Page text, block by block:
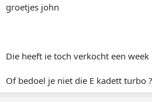
groetjes john
Die heeft ie toch verkocht een week
Of bedoel je niet die E kadett turbo ?